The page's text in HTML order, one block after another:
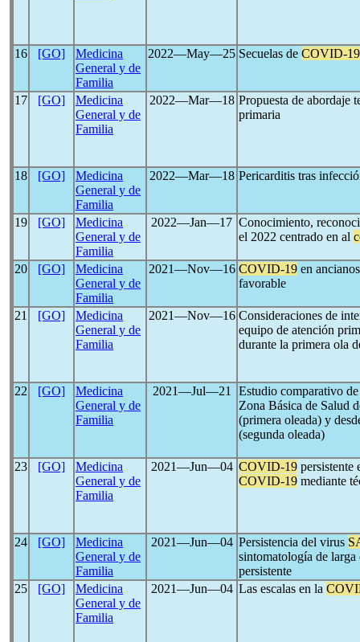
16 [GO]
Medicina
General y de
Familia
2022―May―25 Secuelas de COVID-19
17 [GO]
Medicina
General y de
Familia
2022―Mar―18 Propuesta de abordaje
primaria
18 [GO]
Medicina
General y de
Familia
2022―Mar―18 Pericarditis tras
19 [GO]
Medicina
General y de
Familia
2022―Jan―17 Conocimiento,
el 2022 centrado en al
20 [GO]
Medicina
General y de
Familia
2021―Nov―16 COVID-19 en
favorable
21 [GO]
Medicina
General y de
Familia
2021―Nov―16 Consideraciones de
equipo de atención
durante la primera ola
22 [GO]
Medicina
General y de
Familia
2021―Jul―21
Estudio comparativo
Zona Básica de Salud
(primera oleada) y
(segunda oleada)
23 [GO]
Medicina
General y de
Familia
2021―Jun―04 COVID-19 persistente
COVID-19 mediante
24 [GO]
Medicina
General y de
Familia
2021―Jun―04 Persistencia del virus
sintomatología de
persistente
25
[GO]
Medicina
General y de
Familia
2021―Jun―04 Las escalas en la